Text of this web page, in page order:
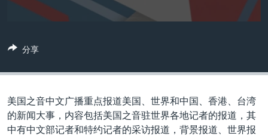
航
检
索
最新国际新闻
中东
欧洲
非洲
美洲
分类新闻
人权·法律·宗教
科教·文娱·体健
军事
劳工
热点专题
白宫要闻
国会报道
美中关系
VOA视频
VOA今日焦点
中文广播
分享
美国之音中文广播重点报道美国、世界和中国、香港、台湾
的新闻大事，内容包括美国之音驻世界各地记者的报道，其
中有中文部记者和特约记者的采访报道，背景报道、世界报